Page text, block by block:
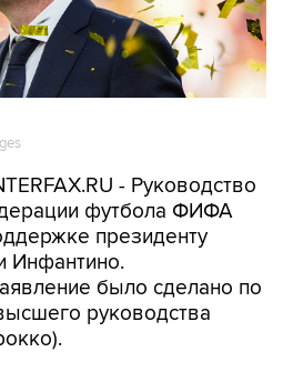
- Руководство
футбола ФИФА
президенту
Инфантино.
было сделано по
руководства